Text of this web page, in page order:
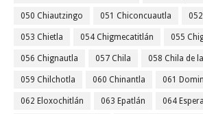
050 Chiautzingo 051 Chiconcuautla
053 Chietla 054 Chigmecatitlán 055
056 Chignautla 057 Chila 058 Chila de la
059 Chilchotla 060 Chinantla 061
062 Eloxochitlán 063 Epatlán 064